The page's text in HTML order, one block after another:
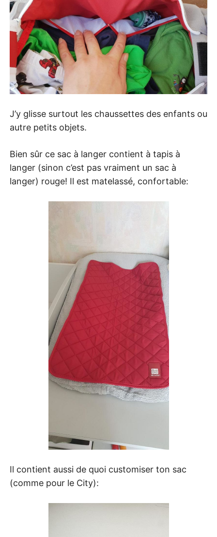
J’y glisse surtout les chaussettes des enfants ou
autre petits objets.
Bien sûr ce sac à langer contient à tapis à
langer (sinon c’est pas vraiment un sac à
langer) rouge! Il est matelassé, confortable:
Il contient aussi de quoi customiser ton sac
(comme pour le City):